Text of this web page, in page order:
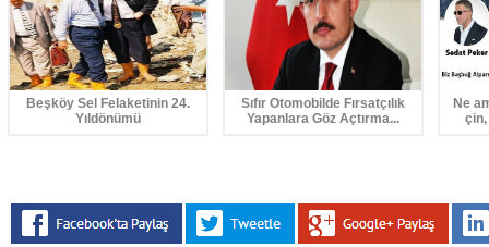
Beşköy Sel Felaketinin 24.
Yıldönümü
Sıfır Otomobilde Fırsatçılık
Yapanlara Göz Açtırma...
Ne